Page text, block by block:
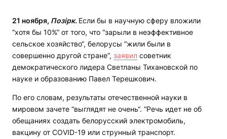
21 ноября, Позірк. Если бы в научную сферу вложили
“хотя бы 10%“ от того, что “зарыли в неэффективное
сельское хозяйство“, белорусы “жили были в
совершенно другой стране“, заявил советник
демократического лидера Светланы Тихановской по
науке и образованию Павел Терешкович.
По его словам, результаты отечественной науки в
мировом зачете “выглядят не очень“. “Речь идет не об
обещаниях создать белорусский электромобиль,
вакцину от COVID-19 или струнный транспорт.